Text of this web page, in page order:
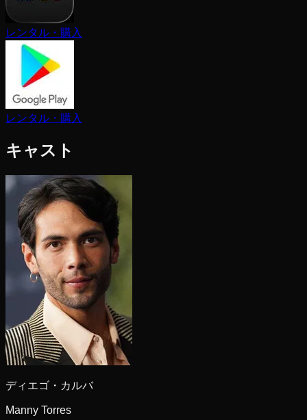
レンタル・購入
レンタル・購入
キャスト
ディエゴ・カルバ
Manny Torres